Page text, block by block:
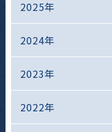
2025年
2024年
2023年
2022年